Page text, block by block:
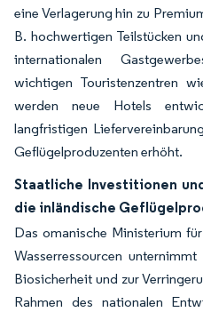
eine Verlagerung hin zu
B. hochwertigen Teilstücken
internationalen
wichtigen Touristenzentren
werden neue Hotels
langfristigen
Geflügelproduzenten erhöht.
Staatliche Investitionen
die inländische
Das omanische Ministerium
Wasserressourcen
Biosicherheit und zur
Rahmen des nationalen